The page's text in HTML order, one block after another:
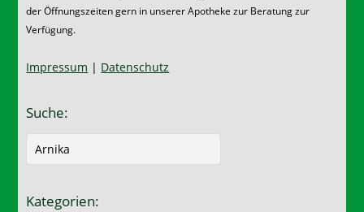
der Öffnungszeiten gern in unserer Apotheke zur Beratung zur
Verfügung.
Impressum | Datenschutz
Suche:
Kategorien: